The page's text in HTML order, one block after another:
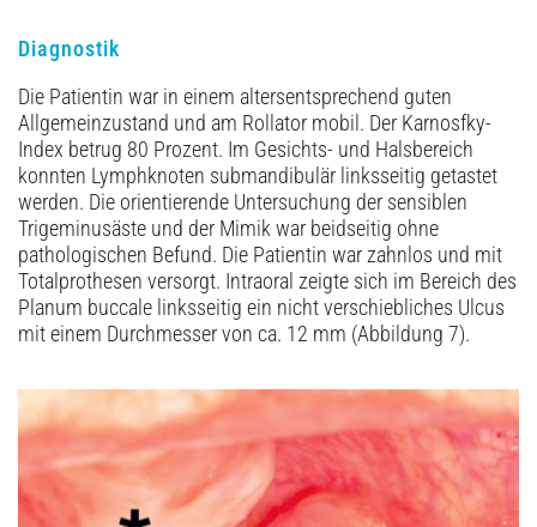
Diagnostik
Die Patientin war in einem altersentsprechend guten
Allgemeinzustand und am Rollator mobil. Der Karnosfky-
Index betrug 80 Prozent. Im Gesichts- und Halsbereich
konnten Lymphknoten submandibulär linksseitig getastet
werden. Die orientierende Untersuchung der sensiblen
Trigeminusäste und der Mimik war beidseitig ohne
pathologischen Befund. Die Patientin war zahnlos und mit
Totalprothesen versorgt. Intraoral zeigte sich im Bereich des
Planum buccale linksseitig ein nicht verschiebliches Ulcus
mit einem Durchmesser von ca. 12 mm (Abbildung 7).